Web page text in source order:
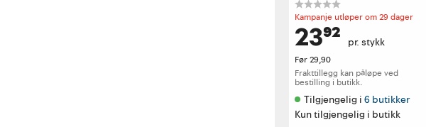
Kampanje utløper om 29 dager
23⁹² pr. stykk
Før29,90
Frakttillegg kan påløpe ved
bestilling i butikk.
Tilgjengelig i 6 butikker
Kun tilgjengelig i butikk